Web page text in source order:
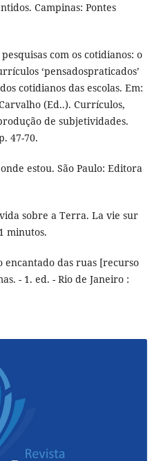
Campinas: Pontes
com os cotidianos: o
‘pensadospraticados’
cotidianos das escolas. Em:
(Ed..). Currículos,
de subjetividades.
47-70.
estou. São Paulo: Editora
sobre a Terra. La vie sur
minutos.
encantado das ruas [recurso
- 1. ed. - Rio de Janeiro :